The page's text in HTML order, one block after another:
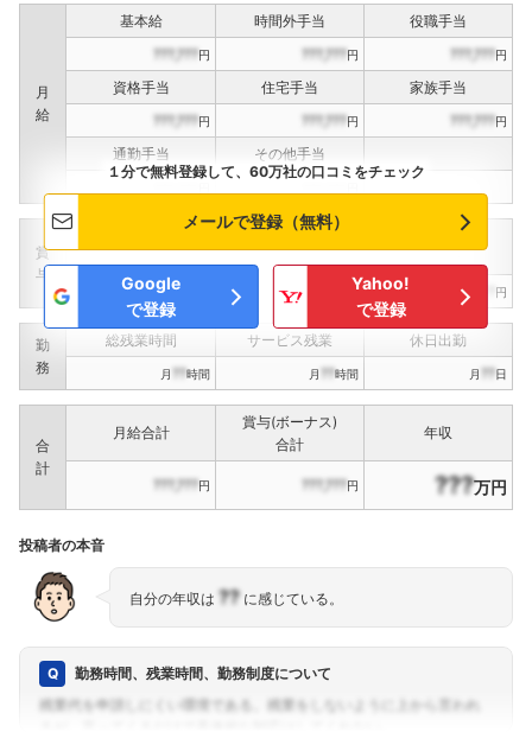
月
給
基本給 時間外手当
役職手当
???,???円 ???,???円 ???,???円
資格手当 住宅手当
家族手当
???,???円 ???,???円 ???,???円
通勤手当
その他手当
賞
与
インセンティブ賞与
決算賞与
???,??? ???,??? 円 ???,??? 円
勤
務
総残業時間 サービス残業 休日出勤
月 ??時間 月 ??時間 月 ??日
合
計
月給合計
賞与(ボーナス)
合計
年収
???,???円 ???,???円 ???万円
１分で無料登録して、60万社の口コミをチェック
メールで登録（無料）
Google
で登録
Yahoo!
で登録
投稿者の本音
自分の年収は ??に感じている。
勤務時間、残業時間、勤務制度について